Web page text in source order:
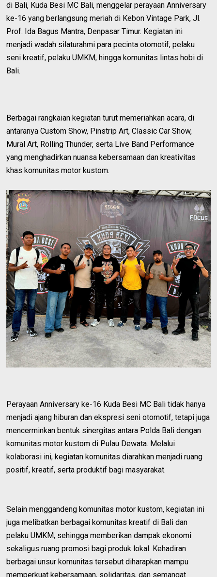
di Bali, Kuda Besi MC Bali, menggelar perayaan Anniversary
ke-16 yang berlangsung meriah di Kebon Vintage Park, Jl.
Prof. Ida Bagus Mantra, Denpasar Timur. Kegiatan ini
menjadi wadah silaturahmi para pecinta otomotif, pelaku
seni kreatif, pelaku UMKM, hingga komunitas lintas hobi di
Bali.
Berbagai rangkaian kegiatan turut memeriahkan acara, di
antaranya Custom Show, Pinstrip Art, Classic Car Show,
Mural Art, Rolling Thunder, serta Live Band Performance
yang menghadirkan nuansa kebersamaan dan kreativitas
khas komunitas motor kustom.
Perayaan Anniversary ke-16 Kuda Besi MC Bali tidak hanya
menjadi ajang hiburan dan ekspresi seni otomotif, tetapi juga
mencerminkan bentuk sinergitas antara Polda Bali dengan
komunitas motor kustom di Pulau Dewata. Melalui
kolaborasi ini, kegiatan komunitas diarahkan menjadi ruang
positif, kreatif, serta produktif bagi masyarakat.
Selain menggandeng komunitas motor kustom, kegiatan ini
juga melibatkan berbagai komunitas kreatif di Bali dan
pelaku UMKM, sehingga memberikan dampak ekonomi
sekaligus ruang promosi bagi produk lokal. Kehadiran
berbagai unsur komunitas tersebut diharapkan mampu
memperkuat kebersamaan, solidaritas, dan semangat